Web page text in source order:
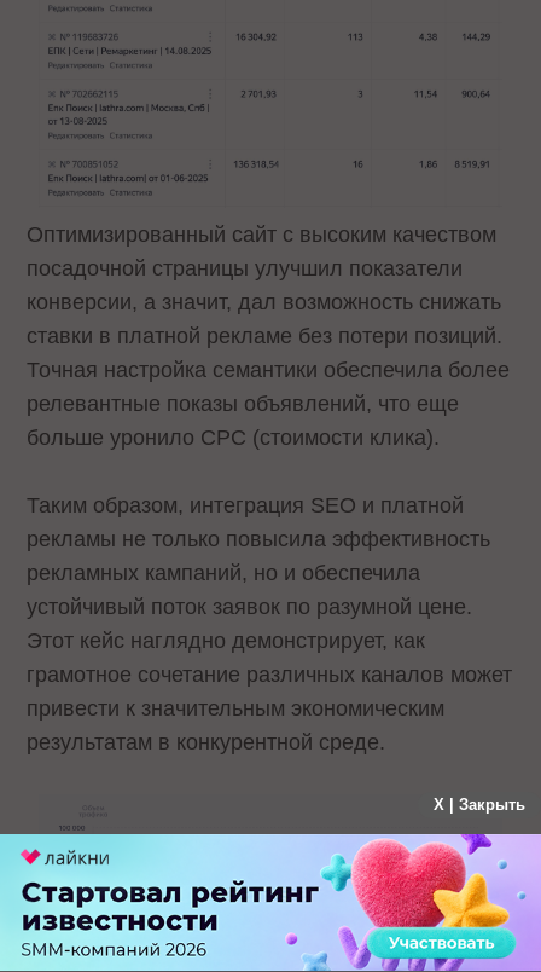
Оптимизированный сайт с высоким качеством
посадочной страницы улучшил показатели
конверсии, а значит, дал возможность снижать
ставки в платной рекламе без потери позиций.
Точная настройка семантики обеспечила более
релевантные показы объявлений, что еще
больше уронило CPC (стоимости клика).
Таким образом, интеграция SEO и платной
рекламы не только повысила эффективность
рекламных кампаний, но и обеспечила
устойчивый поток заявок по разумной цене.
Этот кейс наглядно демонстрирует, как
грамотное сочетание различных каналов может
привести к значительным экономическим
результатам в конкурентной среде.
X | Закрыть